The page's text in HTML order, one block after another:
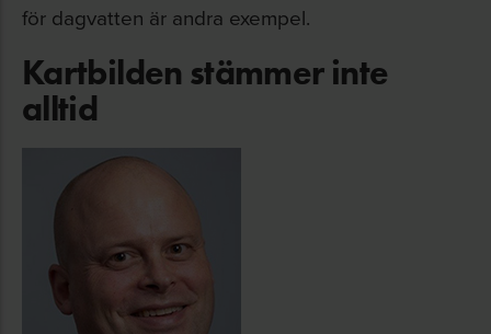
för dagvatten är andra exempel.
Kartbilden stämmer inte
alltid